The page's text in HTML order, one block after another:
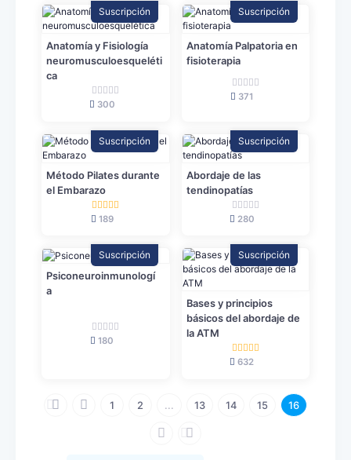
Suscripción
Anatomía y Fisiología
neuromusculoesqueléti
ca
300
Suscripción
Anatomía Palpatoria en
fisioterapia
371
Suscripción
Método Pilates durante
el Embarazo
189
Suscripción
Abordaje de las
tendinopatías
280
Suscripción
Psiconeuroinmunologí
a
180
Suscripción
Bases y principios
básicos del abordaje de
la ATM
632
1 2 ... 13 14 15 16